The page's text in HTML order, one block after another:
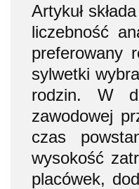
Artykuł
liczebność
preferowany
sylwetki
rodzin. W
zawodowej
czas
wysokość
placówek,